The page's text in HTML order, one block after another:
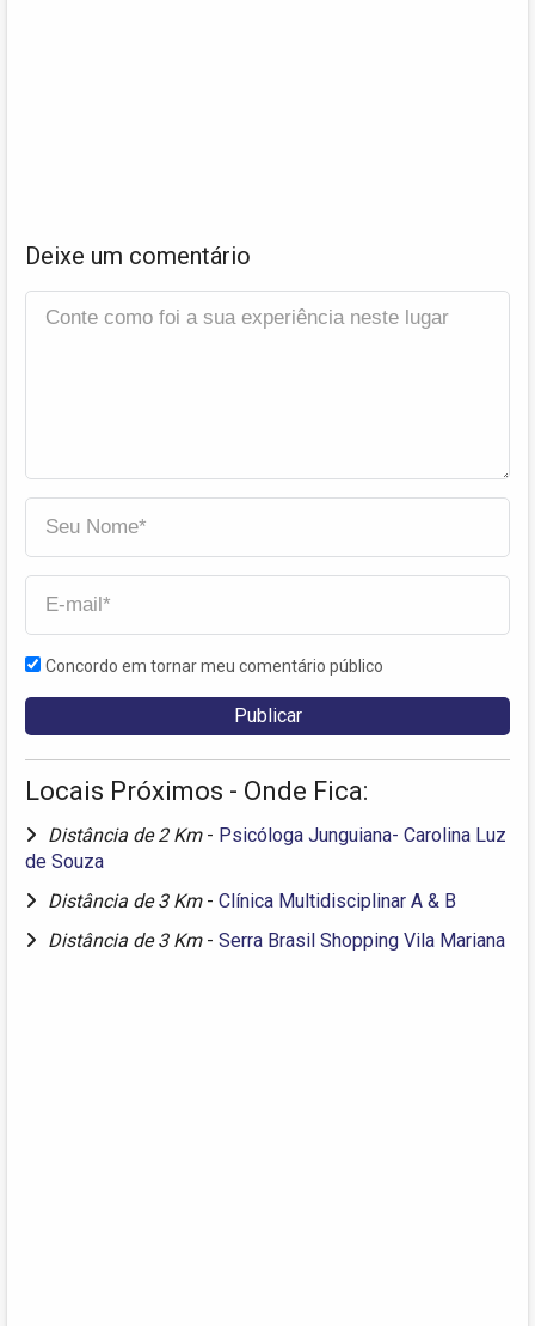
Deixe um comentário
Concordo em tornar meu comentário público
Locais Próximos - Onde Fica:
Distância de 2 Km - Psicóloga Junguiana- Carolina Luz
de Souza
Distância de 3 Km - Clínica Multidisciplinar A & B
Distância de 3 Km - Serra Brasil Shopping Vila Mariana